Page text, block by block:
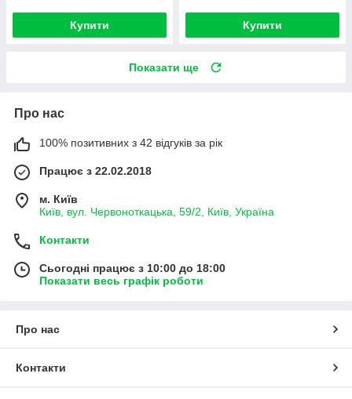
Купити Купити
Показати ще
Про нас
100% позитивних з 42 відгуків за рік
Працює з 22.02.2018
м. Київ
Київ, вул. Червоноткацька, 59/2, Київ, Україна
Контакти
Сьогодні працює з 10:00 до 18:00
Показати весь графік роботи
Про нас
Контакти